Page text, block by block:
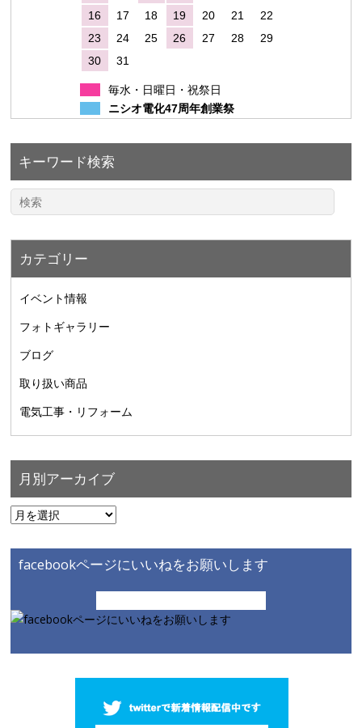
16
17 18 19 20 21
22
23
24 25 26 27 28
29
30
31
毎水・日曜日・祝祭日
ニシオ電化47周年創業祭
キーワード検索
カテゴリー
イベント情報
フォトギャラリー
ブログ
取り扱い商品
電気工事・リフォーム
月別アーカイブ
月
ア
ー
イ
ブ
facebookページにいいねをお願いします